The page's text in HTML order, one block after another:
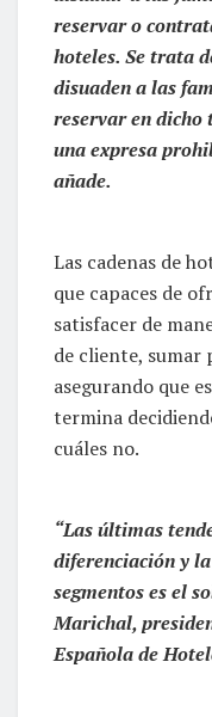
reservar o
hoteles. Se trata
disuaden a las
reservar en dicho
una expresa
añade.
Las cadenas de
que capaces de
satisfacer de
de cliente, sumar
asegurando que
termina
cuáles no.
“Las últimas
diferenciación y
segmentos es el
Marichal,
Española de